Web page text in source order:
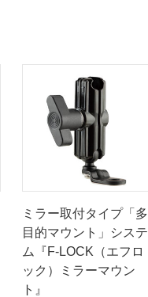
ミラー取付タイプ「多
目的マウント」システ
ム『F-LOCK（エフロ
ック）ミラーマウン
ト』